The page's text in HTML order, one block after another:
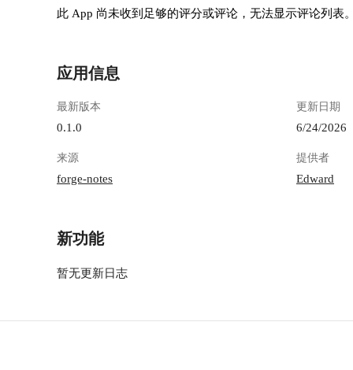
此 App 尚未收到足够的评分或评论，无法显示评论列表
应用信息
最新版本
0.1.0
更新日期
6/24/2026
来源
forge-notes
提供者
Edward
新功能
暂无更新日志